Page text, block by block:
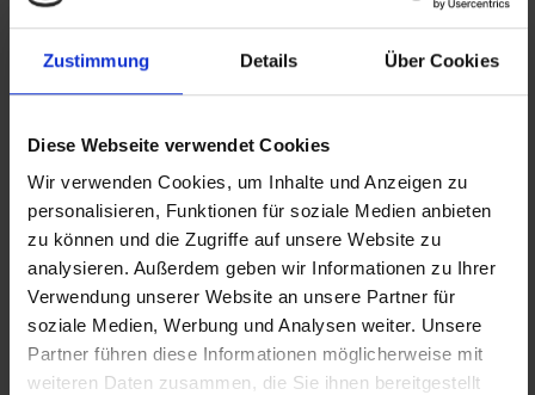
Zustimmung Details Über Cookies
Diese Webseite verwendet Cookies
Wir verwenden Cookies, um Inhalte und Anzeigen zu
personalisieren, Funktionen für soziale Medien anbieten
zu können und die Zugriffe auf unsere Website zu
analysieren. Außerdem geben wir Informationen zu Ihrer
Verwendung unserer Website an unsere Partner für
soziale Medien, Werbung und Analysen weiter. Unsere
Partner führen diese Informationen möglicherweise mit
weiteren Daten zusammen, die Sie ihnen bereitgestellt
Esther Ihueghian fühlt sich wohl, weil bei "RITA
bringt's" das Teamgefühl stimmt.